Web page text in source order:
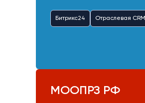
Битрикс24 Отраслевая CRM
МООПРЗ РФ